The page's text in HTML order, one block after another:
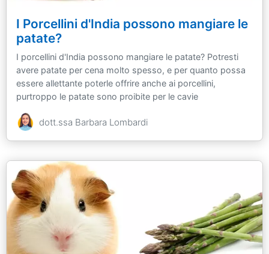
I Porcellini d'India possono mangiare le
patate?
I porcellini d'India possono mangiare le patate? Potresti
avere patate per cena molto spesso, e per quanto possa
essere allettante poterle offrire anche ai porcellini,
purtroppo le patate sono proibite per le cavie
dott.ssa Barbara Lombardi